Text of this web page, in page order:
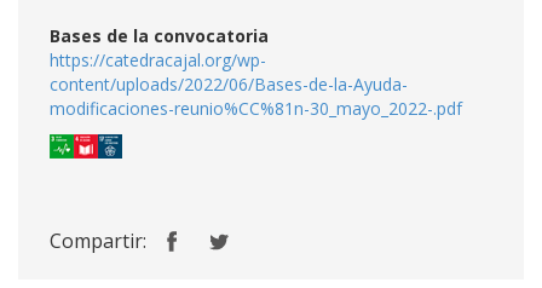
Bases de la convocatoria
https://catedracajal.org/wp-
content/uploads/2022/06/Bases-de-la-Ayuda-
modificaciones-reunio%CC%81n-30_mayo_2022-.pdf
Compartir: